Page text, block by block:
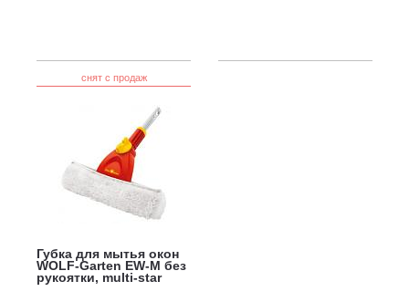
снят с продаж
Губка для мытья окон
WOLF-Garten EW-M без
рукоятки, multi-star